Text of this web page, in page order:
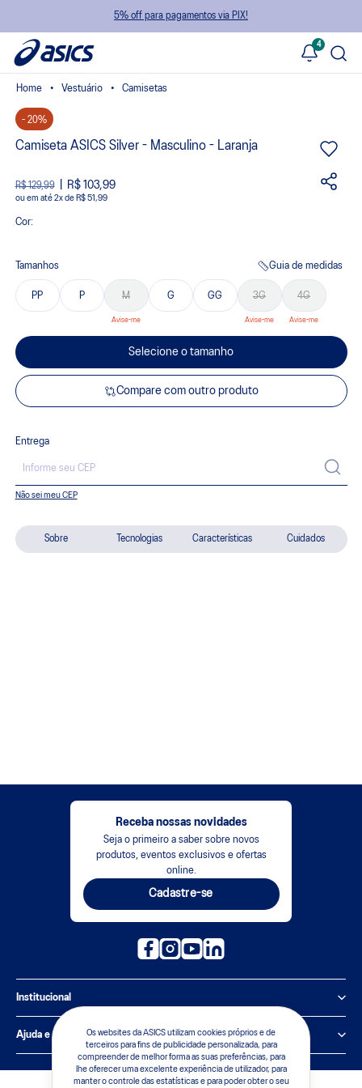
5% off para pagamentos via PIX!
4
Os websites da ASICS utilizam cookies próprios e de
terceiros para fins de publicidade personalizada, para
compreender de melhor forma as suas preferências, para
lhe oferecer uma excelente experiência de utilizador, para
manter o controle das estatísticas e para poder obter o seu
Sobre Tecnologias Características Cuidados
Vestuário Camisetas
- 20%
Camiseta ASICS Silver - Masculino - Laranja
R$ 129,99 R$ 103,99
ou 2xde R$ 51,99
Cor:
Tamanhos Guia de medidas
PP P M G GG 3G 4G
Selecione o tamanho
Compare com outro produto
Entrega
Não sei meu CEP
Receba nossas novidades
Seja o primeiro a saber sobre novos
produtos, eventos exclusivos e ofertas
online.
Cadastre-se
Institucional
Política de Privacidade
Sobre a ASICS
Ajuda e suporte
Central de Relacionamento